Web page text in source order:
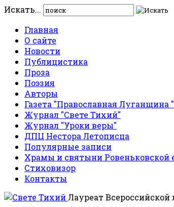
Искать...
Главная
О сайте
Новости
Публицистика
Проза
Поэзия
Авторы
Газета "Православная Луганщина "
Журнал "Свете Тихий"
Журнал "Уроки веры"
ДПЦ Нестора Летописца
Популярные записи
Храмы и святыни Ровеньковской
Стиховизор
Контакты
Лауреат